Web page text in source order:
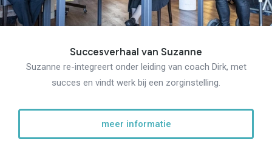
Succesverhaal van Suzanne
Suzanne re-integreert onder leiding van coach Dirk, met
succes en vindt werk bij een zorginstelling.
meer informatie